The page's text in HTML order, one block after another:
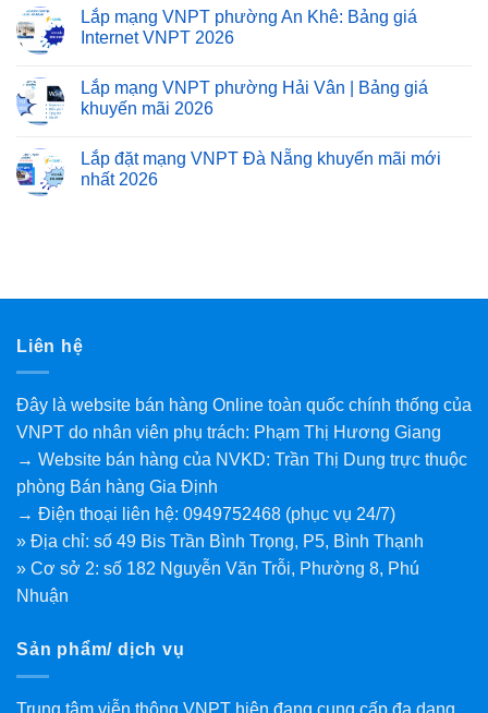
Lắp mạng VNPT phường An Khê: Bảng giá
Internet VNPT 2026
Lắp mạng VNPT phường Hải Vân | Bảng giá
khuyến mãi 2026
Lắp đặt mạng VNPT Đà Nẵng khuyến mãi mới
nhất 2026
Liên hệ
Đây là website bán hàng Online toàn quốc chính thống của
VNPT do nhân viên phụ trách: Phạm Thị Hương Giang
→ Website bán hàng của NVKD: Trần Thị Dung trực thuộc
phòng Bán hàng Gia Định
→ Điện thoại liên hệ: 0949752468 (phục vụ 24/7)
» Địa chỉ: số 49 Bis Trần Bình Trọng, P5, Bình Thạnh
» Cơ sở 2: số 182 Nguyễn Văn Trỗi, Phường 8, Phú
Nhuận
Sản phẩm/ dịch vụ
Trung tâm viễn thông VNPT hiện đang cung cấp đa dạng